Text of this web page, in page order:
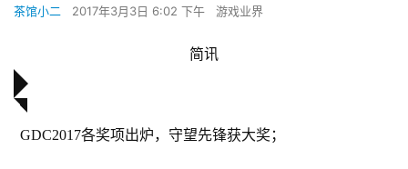
茶馆小二 2017年3月3日 6:02 下午 游戏业界
简讯
GDC2017各奖项出炉，守望先锋获大奖；